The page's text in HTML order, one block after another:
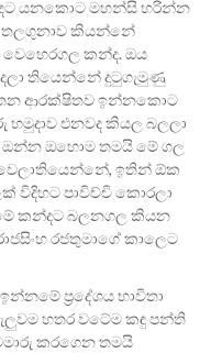
යනකොට මහන්සි හරින්න
තලගුනාව කියන්නේ
කන්ද. ඔය
තියෙන්නේ දුටුගැමුණු
ආරක්ෂිතව ඉන්නකොට
එනවද කියල බලලා
ඔන්න ඔහොම තමයි මේ ගල
ඉතින් ඕක
විදිහට පාවිච්චි කොරලා
කන්දට බලනගල කියන
රජතුමාගේ කාලෙට
ප්‍රදේශය භාවිතා
හතර වටේම කඳු පන්ති
කරගෙන තමයි